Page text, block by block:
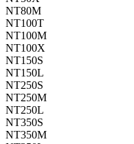
NT80M
NT100T
NT100M
NT100X
NT150S
NT150L
NT250S
NT250M
NT250L
NT350S
NT350M